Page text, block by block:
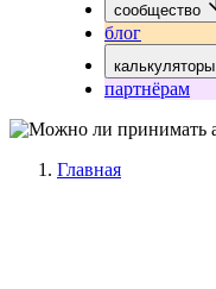
сообщество
блог
калькуляторы
партнёрам
Главная